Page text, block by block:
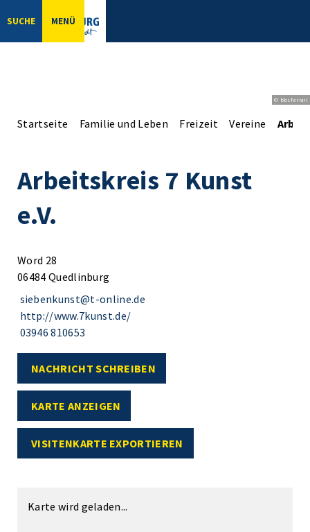
SUCHE MENÜ
© bbsferrari
Startseite Familie und Leben Freizeit Vereine
Arbeitskreis 7 Kunst
e.V.
Word 28
06484 Quedlinburg
siebenkunst@t-online.de
http://www.7kunst.de/
03946 810653
NACHRICHT SCHREIBEN
KARTE ANZEIGEN
VISITENKARTE EXPORTIEREN
Karte wird geladen...